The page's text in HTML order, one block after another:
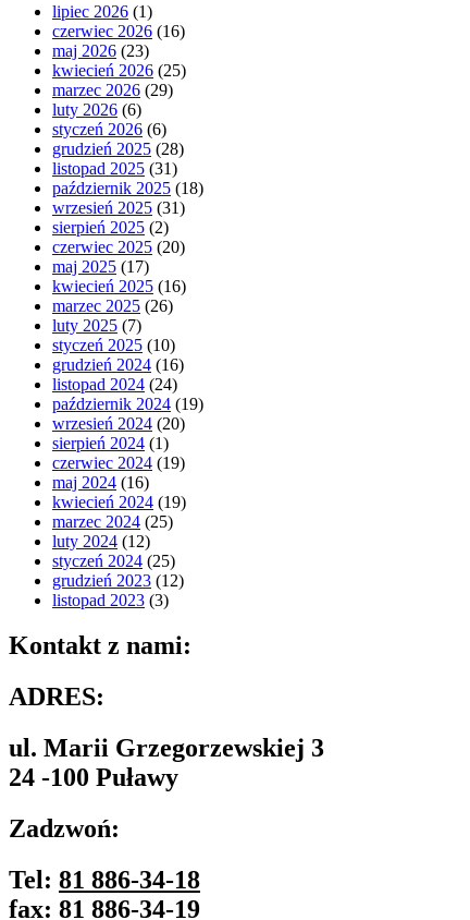
lipiec 2026 (1)
czerwiec 2026 (16)
maj 2026 (23)
kwiecień 2026 (25)
marzec 2026 (29)
luty 2026 (6)
styczeń 2026 (6)
grudzień 2025 (28)
listopad 2025 (31)
październik 2025 (18)
wrzesień 2025 (31)
sierpień 2025 (2)
czerwiec 2025 (20)
maj 2025 (17)
kwiecień 2025 (16)
marzec 2025 (26)
luty 2025 (7)
styczeń 2025 (10)
grudzień 2024 (16)
listopad 2024 (24)
październik 2024 (19)
wrzesień 2024 (20)
sierpień 2024 (1)
czerwiec 2024 (19)
maj 2024 (16)
kwiecień 2024 (19)
marzec 2024 (25)
luty 2024 (12)
styczeń 2024 (25)
grudzień 2023 (12)
listopad 2023 (3)
Kontakt z nami:
ADRES:
ul. Marii Grzegorzewskiej 3
24 -100 Puławy
Zadzwoń:
Tel: 81 886-34-18
fax: 81 886-34-19